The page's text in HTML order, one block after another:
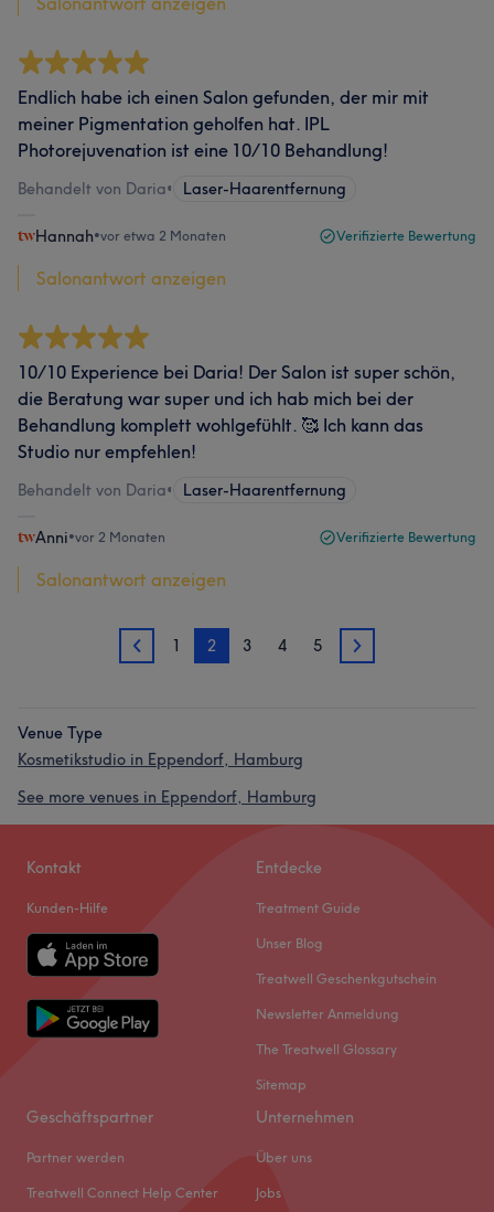
Endlich habe ich einen Salon gefunden, der mir mit
meiner Pigmentation geholfen hat. IPL
Photorejuvenation ist eine 10/10 Behandlung!
Behandelt von Daria• Laser-Haarentfernung
Hannah•vor etwa 2 Monaten Verifizierte Bewertung
Salonantwort anzeigen
10/10 Experience bei Daria! Der Salon ist super schön,
die Beratung war super und ich hab mich bei der
Behandlung komplett wohlgefühlt. 🥰 Ich kann das
Studio nur empfehlen!
Behandelt von Daria• Laser-Haarentfernung
Anni•vor 2 Monaten Verifizierte Bewertung
Salonantwort anzeigen
1 1 2 3 4 5 3
Venue Type
Kosmetikstudio in Eppendorf, Hamburg
See more venues in Eppendorf, Hamburg
Kontakt
Kunden-Hilfe
Entdecke
Treatment Guide
Unser Blog
Treatwell Geschenkgutschein
Newsletter Anmeldung
The Treatwell Glossary
Sitemap
Geschäftspartner
Partner werden
Treatwell Connect Help Center
Unternehmen
Über uns
Jobs